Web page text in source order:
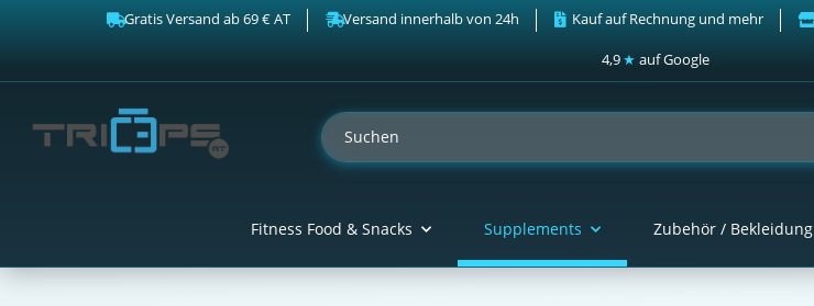
Gratis Versand ab 69 € AT Versand innerhalb von 24h Kauf auf Rechnung und mehr
4,9★ auf Google
Fitness Food & Snacks Supplements Zubehör / Bekleidung